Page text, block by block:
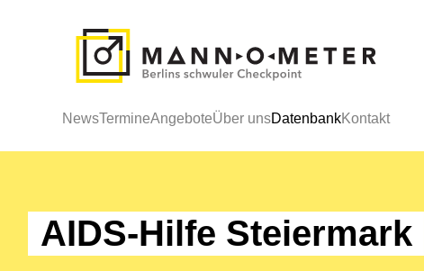
NewsTermineAngeboteÜber unsDatenbankKontakt
AIDS-Hilfe Steiermark